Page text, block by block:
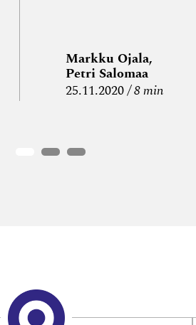
Markku Ojala,
Petri Salomaa
25.11.2020 8 min